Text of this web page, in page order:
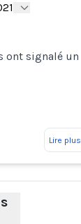
ont signalé un
Lire plus